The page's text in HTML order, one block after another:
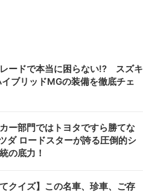
ードで本当に困らない!? スズキ
イブリッドMGの装備を徹底チェ
ー部門ではトヨタですら勝てな
ロードスターが誇る圧倒的シ
の底力！
てクイズ】この名車、珍車、ご存